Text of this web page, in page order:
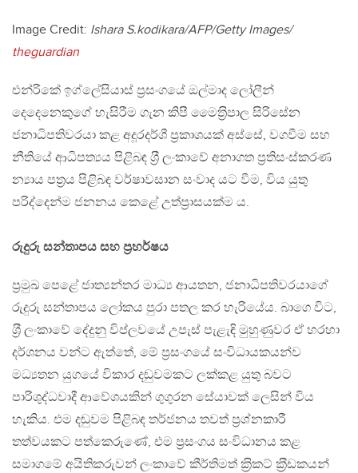
Image Credit: Ishara S.kodikara/AFP/Getty Images/
theguardian
එන්රිකේ ඉග්ලේසියාස් ප‍්‍රසංගයේ ඔල්මාද ලෝලීන්
දෙදෙනෙකුගේ හැසිරීම ගැන කිපී මෛත‍්‍රිපාල සිරිසේන
ජනාධිපතිවරයා කළ අදූරදර්ශී ප‍්‍රකාශයක් අස්සේ, වගවීම සහ
නීතියේ ආධිපත්‍යය පිළිබඳ ශ‍්‍රී ලංකාවේ අනාගත ප‍්‍රතිසංස්කරණ
න්‍යාය පත‍්‍රය පිළිබඳ වර්ෂාවසාන සංවාද යට වීම, විය යුතු
පරිද්දෙන්ම ජනනය කෙළේ උත්ප‍්‍රාසයක්ම ය.
රුදුරු සන්තාපය සහ ප‍්‍රහර්ෂය
ප‍්‍රමුඛ පෙළේ ජාත්‍යන්තර මාධ්‍ය ආයතන, ජනාධිපතිවරයාගේ
රුදුරු සන්තාපය ලෝකය පුරා පතල කර හැරියේය. බාගෙ විට,
ශ‍්‍රී ලංකාවේ දේදුනු විප්ලවයේ උපැස් පැළැඳි මුහුණුවර ඒ හරහා
දර්ශනය වන්ට ඇත්තේ, මේ ප‍්‍රසංගයේ සංවිධායකයන්ව
මධ්‍යතන යුගයේ විකාර දඬුවමකට ලක්කළ යුතු බවට
පාරිශුද්ධවාදී ආවේශයකින් ගුගුරන සේයාවක් ලෙසින් විය
හැකිය. එම දඬුවම පිළිබඳ තර්ජනය තවත් ප‍්‍රශ්නකාරී
තත්වයකට පත්කෙරුණේ, එම ප‍්‍රසංගය සංවිධානය කළ
සමාගමේ අයිතිකරුවන් ලංකාවේ කීර්තිමත් ක‍්‍රිකට් ක‍්‍රීඩකයන්